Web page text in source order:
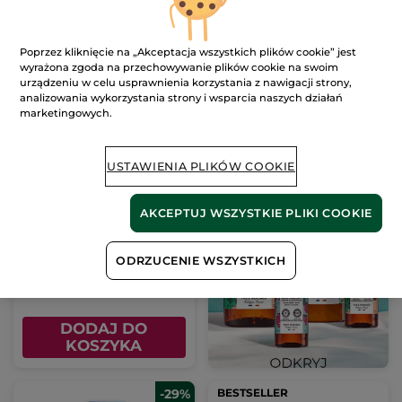
-28%
Przeciwzmarszczkowy
krem regenerujący na
dzień i na noc & maska
249.00 zł
DODAJ DO
KOSZYKA
-29% BESTSELLER
Poprzez kliknięcie na „Akceptacja wszystkich plików cookie” jest
wyrażona zgoda na przechowywanie plików cookie na swoim
urządzeniu w celu usprawnienia korzystania z nawigacji strony,
analizowania wykorzystania strony i wsparcia naszych działań
marketingowych.
USTAWIENIA PLIKÓW COOKIE
ODRZUCENIE WSZYSTKICH
AKCEPTUJ WSZYSTKIE PLIKI COOKIE